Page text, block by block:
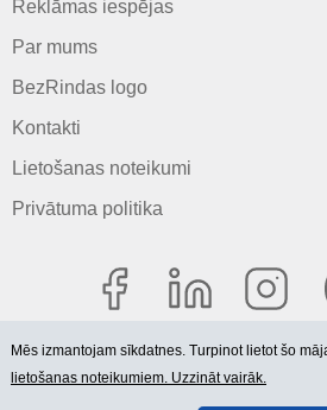
Reklāmas iespējas
Par mums
BezRindas logo
Kontakti
Lietošanas noteikumi
Privātuma politika
© 2006-2026 SIA
Mēs izmantojam sīkdatnes. Turpinot lietot šo
lietošanas noteikumiem. Uzzināt vairāk.